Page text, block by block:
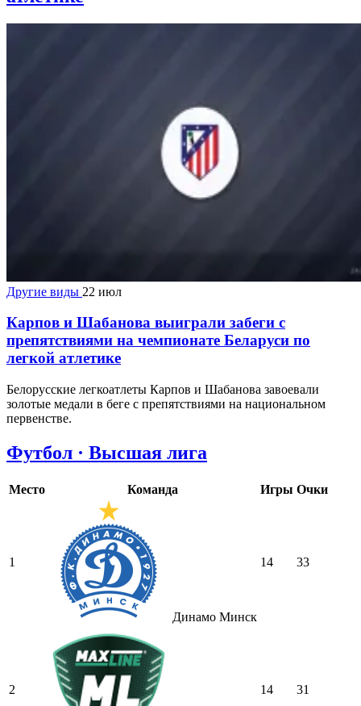
Другие виды 22 июл
Карпов и Шабанова выиграли забеги с
препятствиями на чемпионате Беларуси по
легкой атлетике
Белорусские легкоатлеты Карпов и Шабанова завоевали
золотые медали в беге с препятствиями на национальном
первенстве.
Футбол · Высшая лига
Место Команда Игры Очки
1
Динамо Минск
14 33
2 14 31